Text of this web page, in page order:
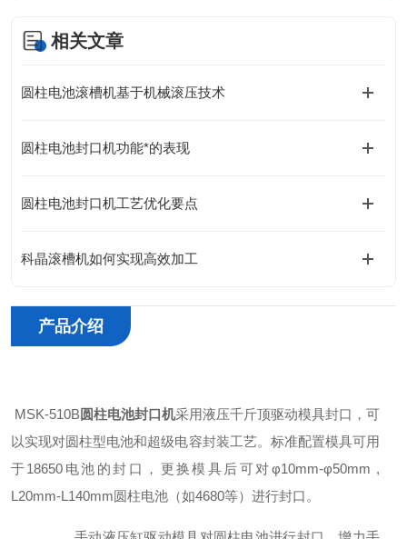
相关文章
圆柱电池滚槽机基于机械滚压技术
圆柱电池封口机功能*的表现
圆柱电池封口机工艺优化要点
科晶滚槽机如何实现高效加工
产品介绍
MSK-510B 圆柱电池封口机采用液压千斤顶驱动模具封口，可
以实现对圆柱型电池和超级电容封装工艺。标准配置模具可用
于18650电池的封口，更换模具后可对φ10mm-φ50mm ,
L20mm-L140mm圆柱电池（如4680等）进行封口。